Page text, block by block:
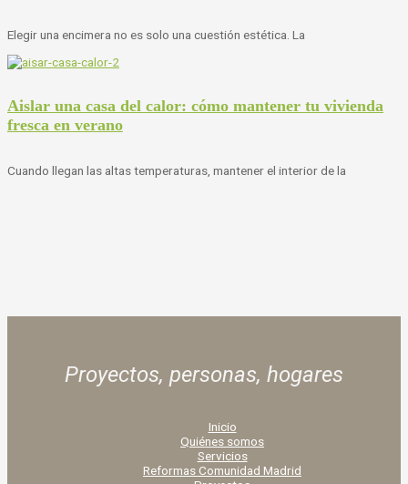
Elegir una encimera no es solo una cuestión estética. La
Aislar una casa del calor: cómo mantener tu vivienda
fresca en verano
Cuando llegan las altas temperaturas, mantener el interior de la
Proyectos, personas, hogares
Inicio
Quiénes somos
Servicios
Reformas Comunidad Madrid